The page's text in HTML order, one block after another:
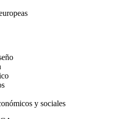
y sociales